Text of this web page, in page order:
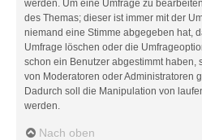
werden. Um eine Umfrage zu
des Themas; dieser ist immer mit der
niemand eine Stimme abgegeben hat,
Umfrage löschen oder die
schon ein Benutzer abgestimmt haben,
von Moderatoren oder Administratoren
Dadurch soll die Manipulation von
werden.
Nach oben